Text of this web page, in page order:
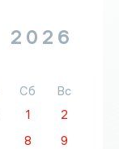
2026
Сб
Вс
1
2
8
9